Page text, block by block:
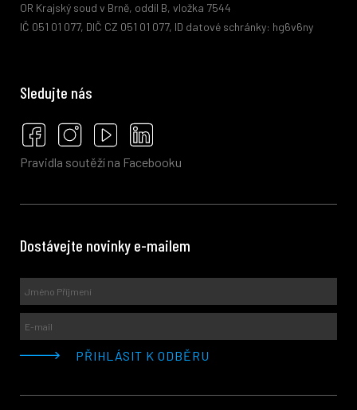
OR Krajský soud v Brně, oddíl B, vložka 7544
IČ 051 01 077, DIČ CZ 051 01 077, ID datové schránky: hg6v6ny
Sledujte nás
Pravidla soutěží na Facebooku
Dostávejte novinky e-mailem